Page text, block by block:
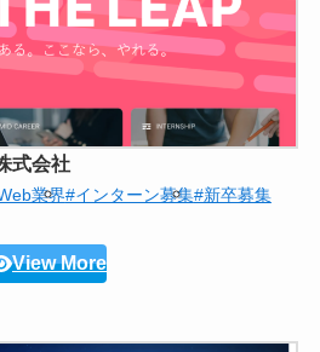
式会社
業界#インターン募集#新卒募集
View More